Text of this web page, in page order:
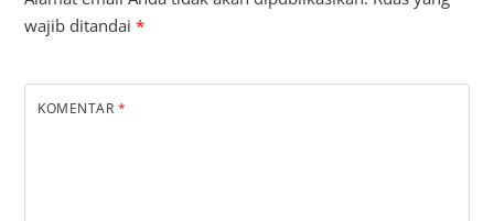
wajib ditandai*
KOMENTAR *